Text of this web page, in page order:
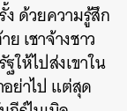
ด้วยความรู้สึก
เชาจ้างชาว
ให้ไปส่งเขาใน
ย่าไป แต่สุด